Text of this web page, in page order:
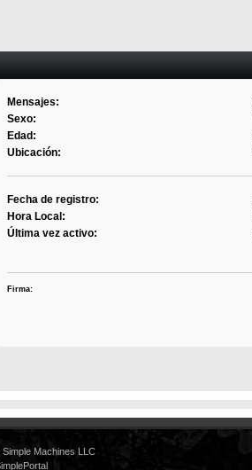
Mensajes:
Sexo:
Edad:
Ubicación:
Fecha de registro:
Hora Local:
Última vez activo:
Firma:
Machines LLC